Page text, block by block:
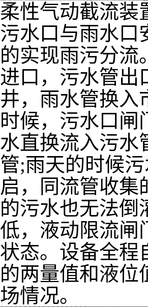
柔性气动截流装
污水口与雨水口
的实现雨污分流
进口，污水管出
井，雨水管换入
时候，污水口
水直换流入污水
管;雨天的时候
启，同流管收集
的污水也无法倒
低，液动限流闸
状态。设备全程
的两量值和液位
场情况。